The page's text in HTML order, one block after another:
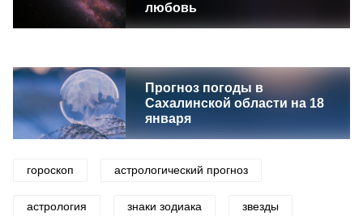
любовь
Прогноз погоды в
Сахалинской области на 18
января
гороскоп астрологический прогноз
астрология знаки зодиака звезды